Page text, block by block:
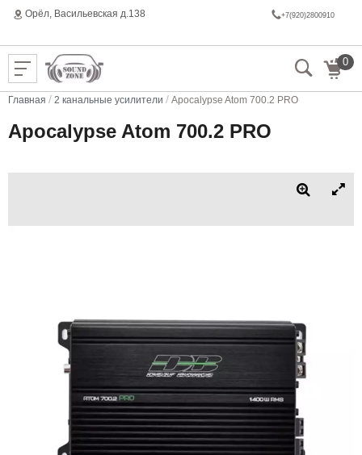
Орёл, Васильeвская д.138 +7(920)2800910
0
Главная / 2 канальные усилители / Apocalypse Atom 700.2 PRO
Apocalypse Atom 700.2 PRO